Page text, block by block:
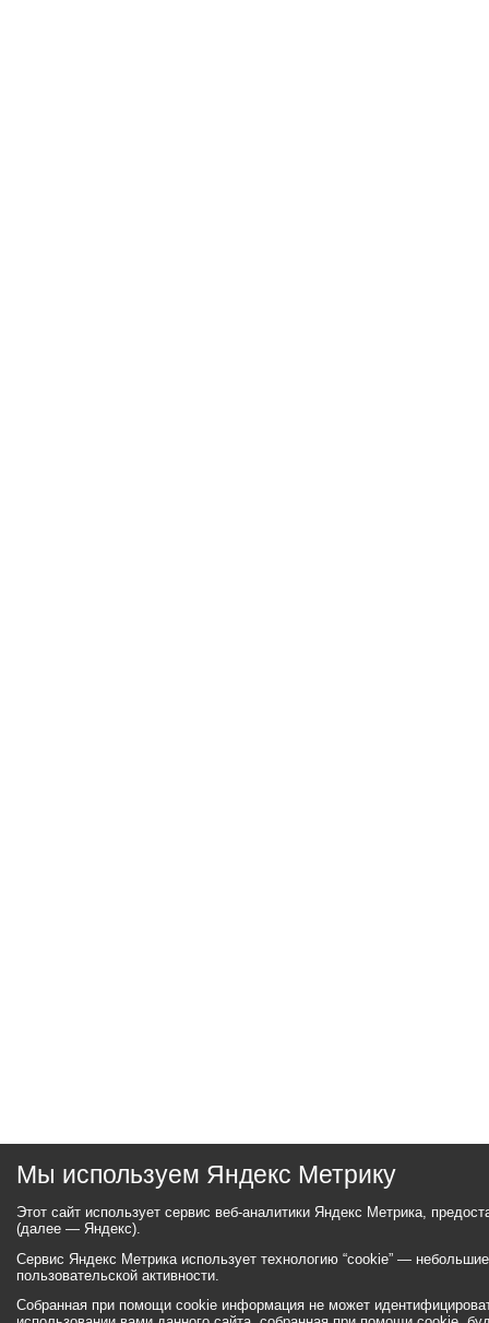
Мы используем Яндекс Метрику
Этот сайт использует сервис веб-аналитики Яндекс Метрика,
(далее — Яндекс).
Сервис Яндекс Метрика использует технологию “cookie” —
пользовательской активности.
Собранная при помощи cookie информация не может